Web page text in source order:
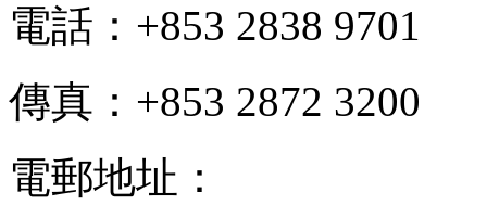
電話：+853 2838 9701
傳真：+853 2872 3200
電郵地址：